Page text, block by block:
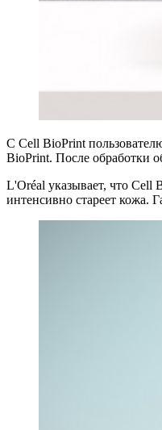
С Cell BioPrint
BioPrint. После обработки
L'Oréal указывает, что Cell
интенсивно стареет кожа.